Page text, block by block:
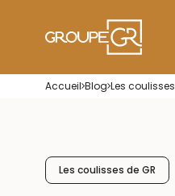
Accueil Blog Les
Les coulisses de GR